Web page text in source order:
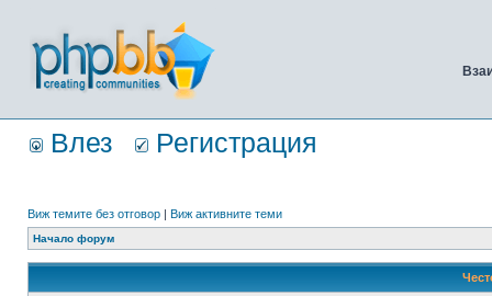
Влез Регистрация
Виж темите без отговор | Виж активните теми
Начало форум